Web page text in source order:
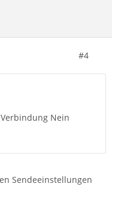
#4
Nein
Sendeeinstellungen